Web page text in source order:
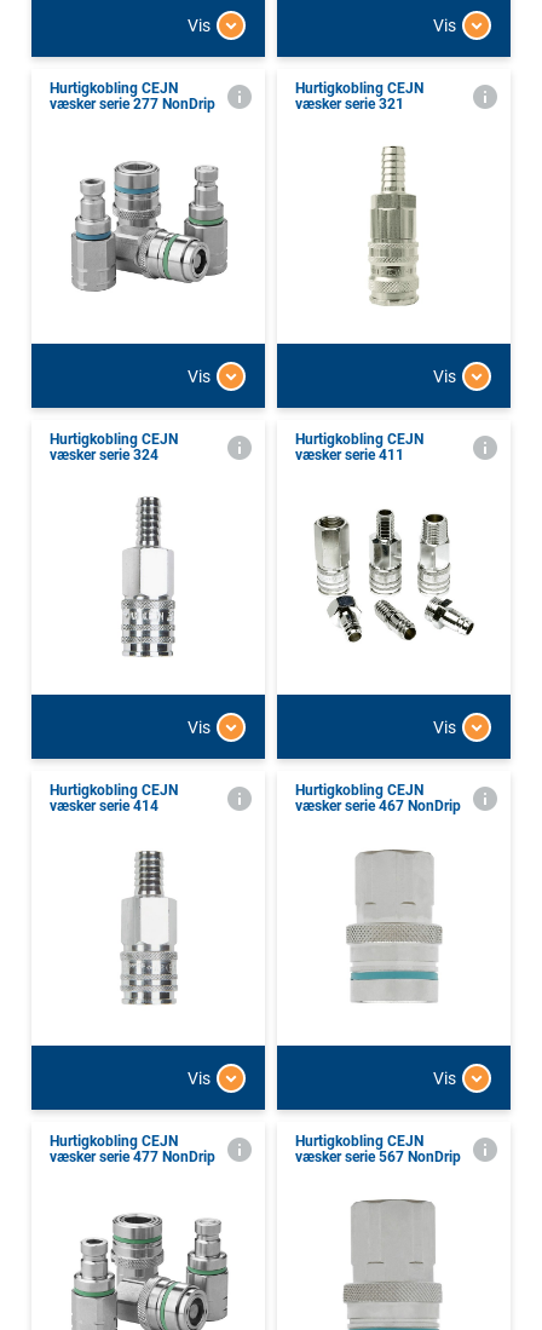
Vis Vis
Hurtigkobling CEJN
væsker serie 277 NonDrip
Vis
Hurtigkobling CEJN
væsker serie 321
Vis
Hurtigkobling CEJN
væsker serie 324
Vis
Hurtigkobling CEJN
væsker serie 411
Vis
Hurtigkobling CEJN
væsker serie 414
Vis
Hurtigkobling CEJN
væsker serie 467 NonDrip
Vis
Hurtigkobling CEJN
væsker serie 477 NonDrip
Hurtigkobling CEJN
væsker serie 567 NonDrip